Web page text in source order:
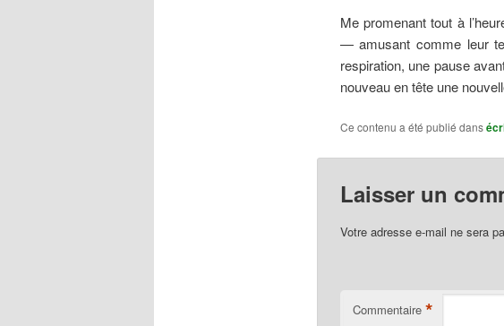
Me promenant tout à
— amusant comme leur
respiration, une pause
nouveau en tête une
Ce contenu a été publié dans
Laisser un
Votre adresse e-mail ne sera
Commentaire *